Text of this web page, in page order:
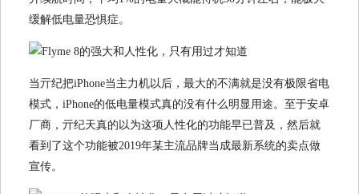
缓解低电量恐惧症。
当亓纪把iPhone当主力机以后，最大的不满就是没有极限省电
模式，iPhone的低电量模式真的没有什么明显用途。至于安卓
厂商，亓纪天真的以为这项人性化的功能早已普及，然后就
看到了这个功能被2019年某主流品牌当成最新系统的卖点做
宣传。